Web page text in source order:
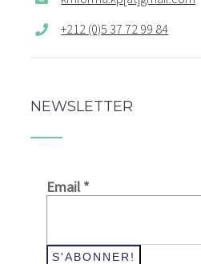
+212 (0)5 37 72 99 84
NEWSLETTER
Email*